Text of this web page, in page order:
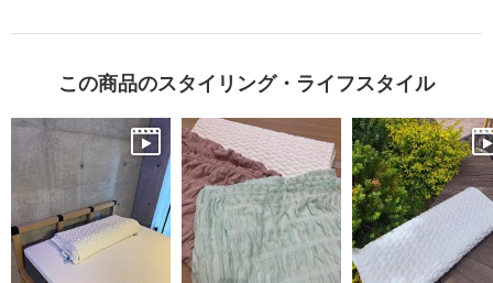
この商品のスタイリング・ライフスタイル